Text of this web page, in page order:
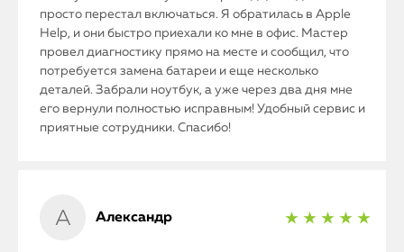
просто перестал включаться. Я обратилась в Apple
Help, и они быстро приехали ко мне в офис. Мастер
провел диагностику прямо на месте и сообщил, что
потребуется замена батареи и еще несколько
деталей. Забрали ноутбук, а уже через два дня мне
его вернули полностью исправным! Удобный сервис и
приятные сотрудники. Спасибо!
Александр ★ ★ ★ ★ ★